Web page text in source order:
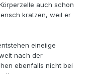
auch schon
kratzen, weil er
eineiige
nach der
ebenfalls nicht bei